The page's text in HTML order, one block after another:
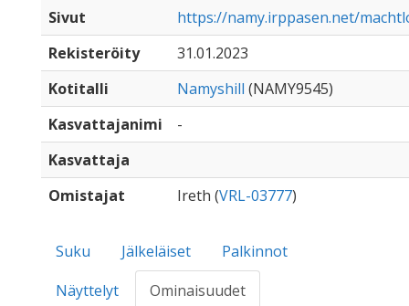
Sivut
https://namy.irppasen.net/
Rekisteröity
31.01.2023
Kotitalli
Namyshill (NAMY9545)
Kasvattajanimi
-
Kasvattaja
Omistajat
Ireth (VRL-03777)
Suku Jälkeläiset
Palkinnot
Näyttelyt
Ominaisuudet